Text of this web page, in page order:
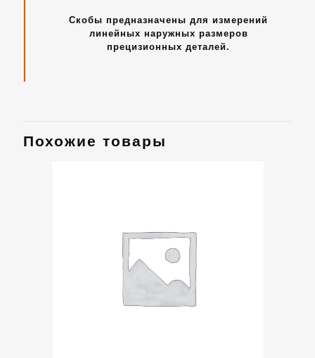
Скобы предназначены для измерений
линейных наружных размеров
прецизионных деталей.
Похожие товары